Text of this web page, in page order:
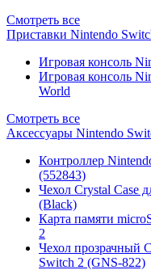
Смотреть все
Приставки Nintendo
Игровая консоль
Игровая консоль
World
Смотреть все
Аксессуары Nintendo
Контроллер
(552843)
Чехол Сrystal Сase
(Black)
Карта памяти
2
Чехол прозрачный
Switch 2 (GNS-822)